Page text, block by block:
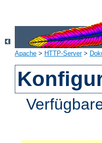
Apache > HTTP-Server>